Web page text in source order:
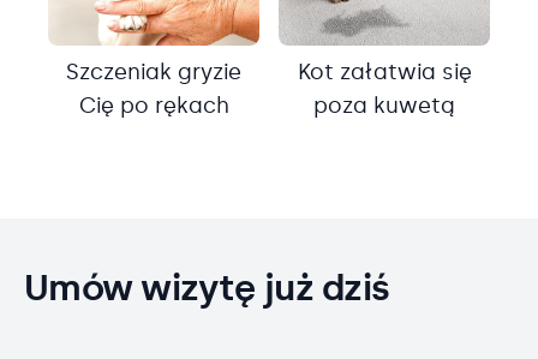
Szczeniak gryzie
Cię po rękach
Kot załatwia się
poza kuwetą
Umów wizytę już dziś